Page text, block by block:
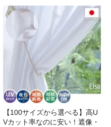
【100サイズから選べる】高U
Vカット率なのに安い！遮像・